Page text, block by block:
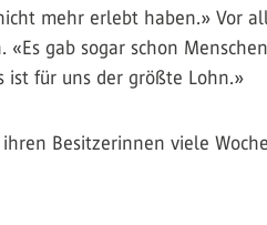
mehr erlebt haben.» Vor
gab sogar schon
ist für uns der größte Lohn.»
Besitzerinnen viele